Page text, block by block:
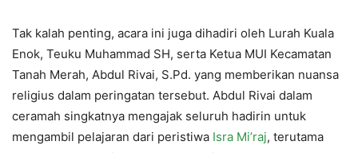
Tak kalah penting, acara ini juga dihadiri oleh Lurah Kuala
Enok, Teuku Muhammad SH, serta Ketua MUI Kecamatan
Tanah Merah, Abdul Rivai, S.Pd. yang memberikan nuansa
religius dalam peringatan tersebut. Abdul Rivai dalam
ceramah singkatnya mengajak seluruh hadirin untuk
mengambil pelajaran dari peristiwa Isra Mi’raj, terutama